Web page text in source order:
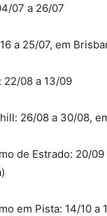
07 a 26/07
a 25/07, em
22/08 a 13/09
26/08 a 30/08,
de Estrado: 20/09
em Pista: 14/10 a